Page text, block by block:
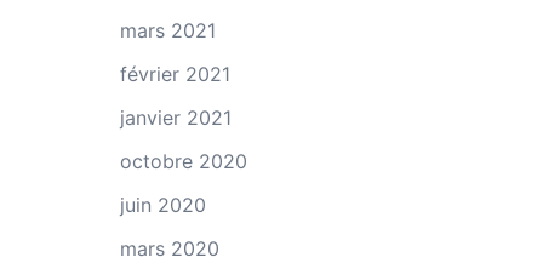
mars 2021
février 2021
janvier 2021
octobre 2020
juin 2020
mars 2020